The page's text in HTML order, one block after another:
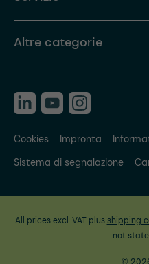
Altre categorie
Cookies Impronta
Sistema di segnalazione
All prices excl. VAT plus shipping
not
©